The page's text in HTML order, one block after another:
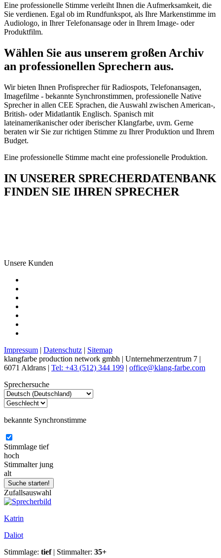
Eine professionelle Stimme verleiht Ihnen die Aufmerksamkeit, die
Sie verdienen. Egal ob im Rundfunkspot, als Ihre Markenstimme im
Audiologo, in Ihrer Telefonansage oder in Ihrem Image- oder
Produktfilm.
Wählen Sie aus unserem großen Archiv
an professionellen Sprechern aus.
Wir bieten Ihnen Profisprecher für Radiospots, Telefonansagen,
Imagefilme - bekannte Synchronstimmen, professionelle Native
Sprecher in allen CEE Sprachen, die Auswahl zwischen American-,
British- oder Midatlantik Englisch. Spanisch mit
lateinamerikanischer oder iberischer Klangfarbe, uvm. Gerne
beraten wir Sie zur richtigen Stimme zu Ihrer Produktion und Ihrem
Budget.
Eine professionelle Stimme macht eine professionelle Produktion.
IN UNSERER SPRECHERDATENBANK
FINDEN SIE IHREN SPRECHER
Unsere Kunden
Impressum | Datenschutz | Sitemap
klangfarbe production network gmbh | Unternehmerzentrum 7 |
6071 Aldrans | Tel: +43 (512) 344 199 | office@klang-farbe.com
Sprechersuche
bekannte Synchronstimme
Stimmlage tief
hoch
Stimmalter jung
alt
Zufallsauswahl
Katrin
Daliot
Stimmlage: tief | Stimmalter: 35+